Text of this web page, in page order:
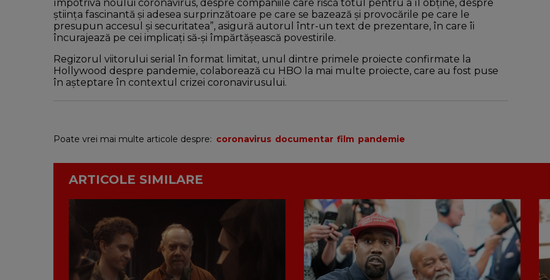
împotriva noului coronavirus, despre companiile care riscă totul pentru a îl obţine, despre
ştiinţa fascinantă şi adesea surprinzătoare pe care se bazează şi provocările pe care le
presupun accesul şi securitatea”, asigură autorul într-un text de prezentare, în care îi
încurajează pe cei implicaţi să-şi împărtăşească povestirile.
Regizorul viitorului serial în format limitat, unul dintre primele proiecte confirmate la
Hollywood despre pandemie, colaborează cu HBO la mai multe proiecte, care au fost puse
în aşteptare în contextul crizei coronavirusului.
Poate vrei mai multe articole despre: coronavirus documentar film pandemie
ARTICOLE SIMILARE